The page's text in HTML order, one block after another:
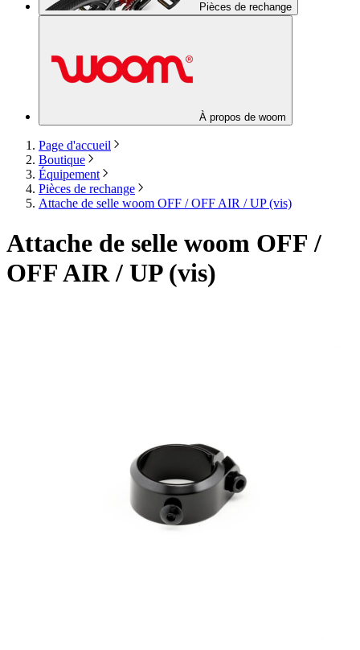
Pièces de rechange
À propos de woom
Page d'accueil
Boutique
Équipement
Pièces de rechange
Attache de selle woom OFF / OFF AIR / UP (vis)
Attache de selle woom OFF /
OFF AIR / UP (vis)